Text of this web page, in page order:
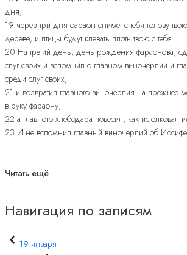
дня;
19 через три дня фараон снимет с тебя голову
дереве, и птицы будут клевать плоть твою с тебя.
20 На третий день, день рождения фараонова,
слуг своих и вспомнил о главном виночерпии и
среди слуг своих;
21 и возвратил главного виночерпия на прежнее
в руку фараону,
22 а главного хлебодара повесил, как истолковал
23 И не вспомнил главный виночерпий об
Читать ещё
Навигация по записям
19 января